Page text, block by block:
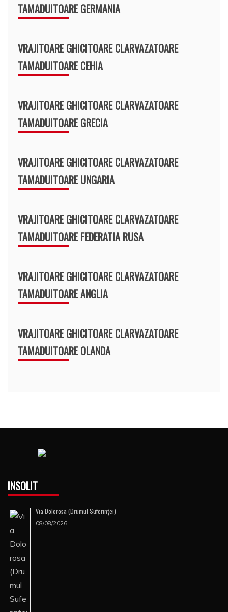
TAMADUITOARE GERMANIA
VRAJITOARE GHICITOARE CLARVAZATOARE
TAMADUITOARE CEHIA
VRAJITOARE GHICITOARE CLARVAZATOARE
TAMADUITOARE GRECIA
VRAJITOARE GHICITOARE CLARVAZATOARE
TAMADUITOARE UNGARIA
VRAJITOARE GHICITOARE CLARVAZATOARE
TAMADUITOARE FEDERATIA RUSA
VRAJITOARE GHICITOARE CLARVAZATOARE
TAMADUITOARE ANGLIA
VRAJITOARE GHICITOARE CLARVAZATOARE
TAMADUITOARE OLANDA
INSOLIT
Via Dolorosa (Drumul Suferinţei)
08/08/2026